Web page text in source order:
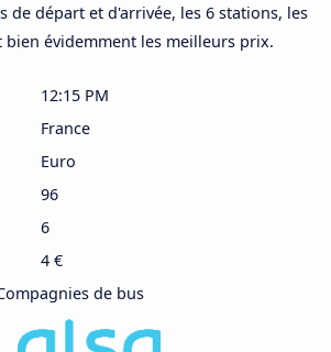
de départ et d'arrivée, les 6 stations, les
bien évidemment les meilleurs prix.
12:15 PM
France
Euro
96
6
4 €
de bus